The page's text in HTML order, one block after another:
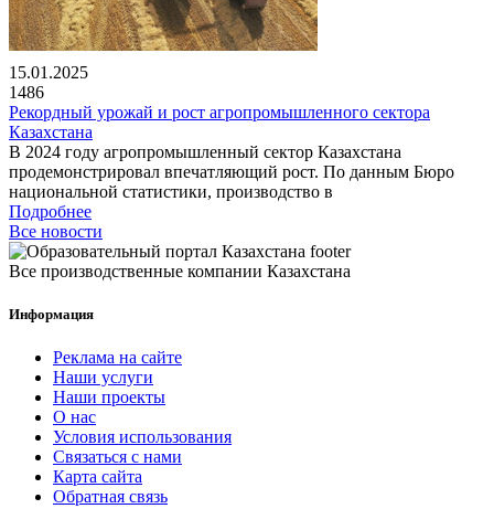
15.01.2025
1486
Рекордный урожай и рост агропромышленного сектора
Казахстана
В 2024 году агропромышленный сектор Казахстана
продемонстрировал впечатляющий рост. По данным Бюро
национальной статистики, производство в
Подробнее
Все новости
Все производственные компании Казахстана
Информация
Реклама на сайте
Наши услуги
Наши проекты
О нас
Условия использования
Связаться с нами
Карта сайта
Обратная связь